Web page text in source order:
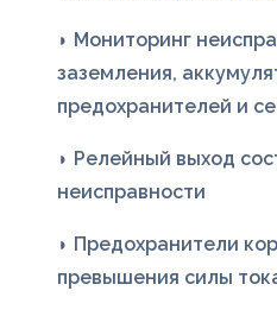
◗ Мониторинг
заземления,
предохранителей и
◗ Релейный выход
неисправности
◗ Предохранители
превышения силы